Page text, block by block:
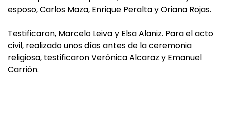
esposo, Carlos Maza, Enrique Peralta y Oriana Rojas.
Testificaron, Marcelo Leiva y Elsa Alaniz. Para el acto
civil, realizado unos días antes de la ceremonia
religiosa, testificaron Verónica Alcaraz y Emanuel
Carrión.